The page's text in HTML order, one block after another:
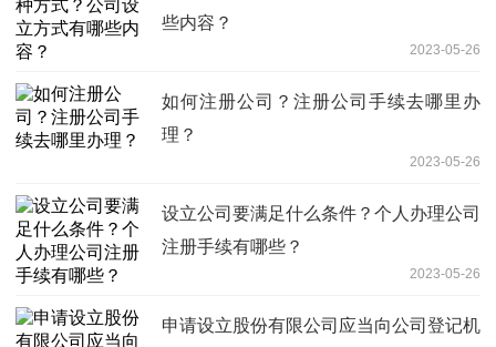
些内容？
2023-05-26
如何注册公司？注册公司手续去哪里办
理？
2023-05-26
设立公司要满足什么条件？个人办理公司
注册手续有哪些？
2023-05-26
申请设立股份有限公司应当向公司登记机